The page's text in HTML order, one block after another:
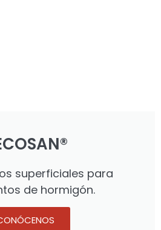
superficiales para
de hormigón.